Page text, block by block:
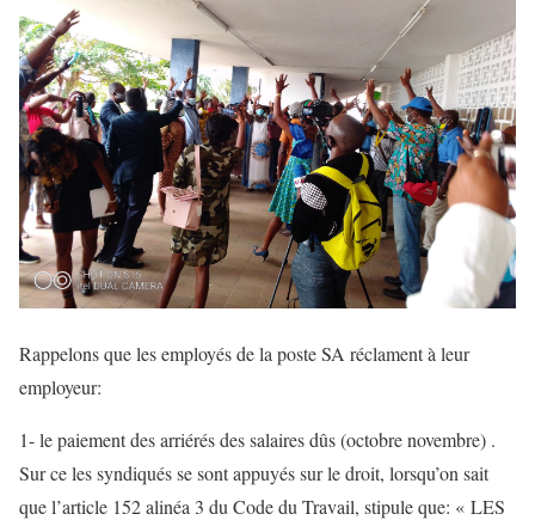
Rappelons que les employés de la poste SA réclament à leur
employeur:
1- le paiement des arriérés des salaires dûs (octobre novembre) .
Sur ce les syndiqués se sont appuyés sur le droit, lorsqu’on sait
que l’article 152 alinéa 3 du Code du Travail, stipule que: « LES